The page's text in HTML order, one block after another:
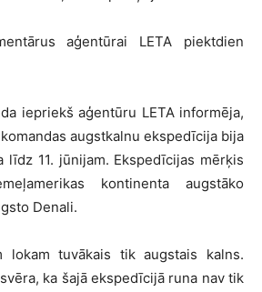
aģentūrai LETA piektdien
iepriekš aģentūru LETA informēja,
augstkalnu ekspedīcija bija
līdz 11. jūnijam. Ekspedīcijas mērķis
kontinenta augstāko
Denali.
lokam tuvākais tik augstais kalns.
ka šajā ekspedīcijā runa nav tik